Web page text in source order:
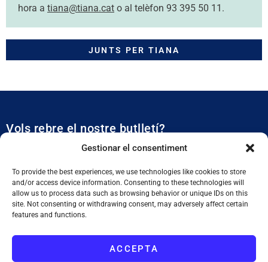
Gestionar el consentiment
To provide the best experiences, we use technologies like cookies to store
and/or access device information. Consenting to these technologies will
allow us to process data such as browsing behavior or unique IDs on this
site. Not consenting or withdrawing consent, may adversely affect certain
features and functions.
ACCEPTA
hora a tiana@tiana.cat o al telèfon 93 395 50 11.
JUNTS PER TIANA
Vols rebre el nostre butlletí?
Et mantidrem al dia de tota l’actualitat municipal
SUBSCRIURE'M